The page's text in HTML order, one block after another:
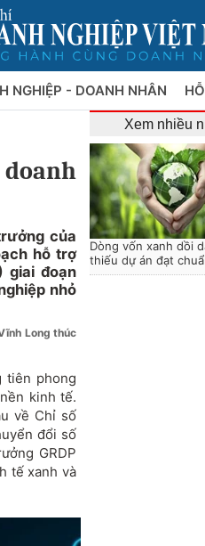
NGHIỆP - DOANH NHÂN
của
hỗ trợ
giai đoạn
nhỏ
Long thúc
tiên phong
kinh tế.
về Chỉ số
đổi số
GRDP
tế xanh và
Xem nhiều
Dòng vốn xanh dồi
thiếu dự án đạt